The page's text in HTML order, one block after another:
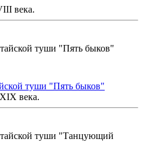
века.
туши "Пять быков"
века.